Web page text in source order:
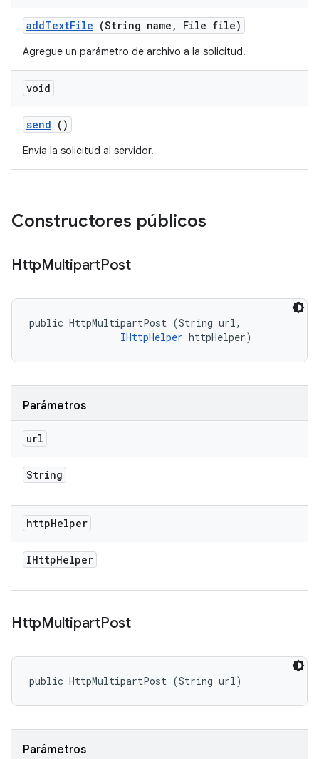
addTextFile (String name , File file)
Agregue un parámetro de archivo a la solicitud.
void
send ()
Envía la solicitud al servidor.
Constructores públicos
HttpMultipartPost
public HttpMultipartPost (String url,
IHttpHelper httpHelper)
Parámetros
url
String
httpHelper
IHttpHelper
HttpMultipartPost
public HttpMultipartPost (String url)
Parámetros